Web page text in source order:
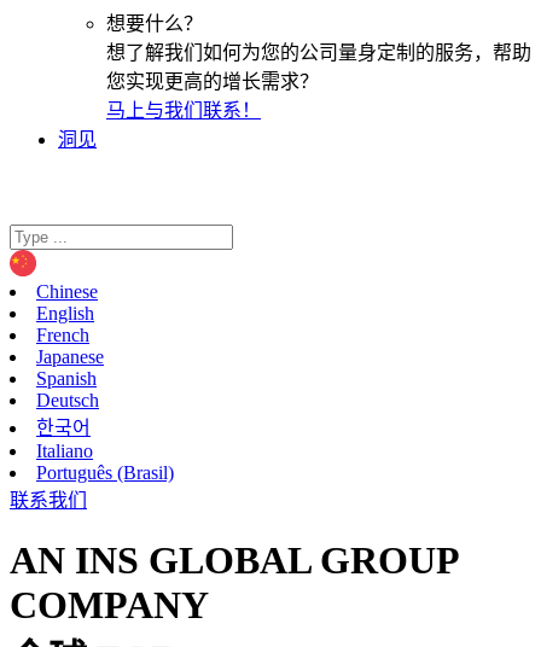
想要什么？
想了解我们如何为您的公司量身定制的服务，帮助
您实现更高的增长需求？
马上与我们联系！
洞见
Chinese
English
French
Japanese
Spanish
Deutsch
한국어
Italiano
Português (Brasil)
联系我们
AN INS GLOBAL GROUP
COMPANY